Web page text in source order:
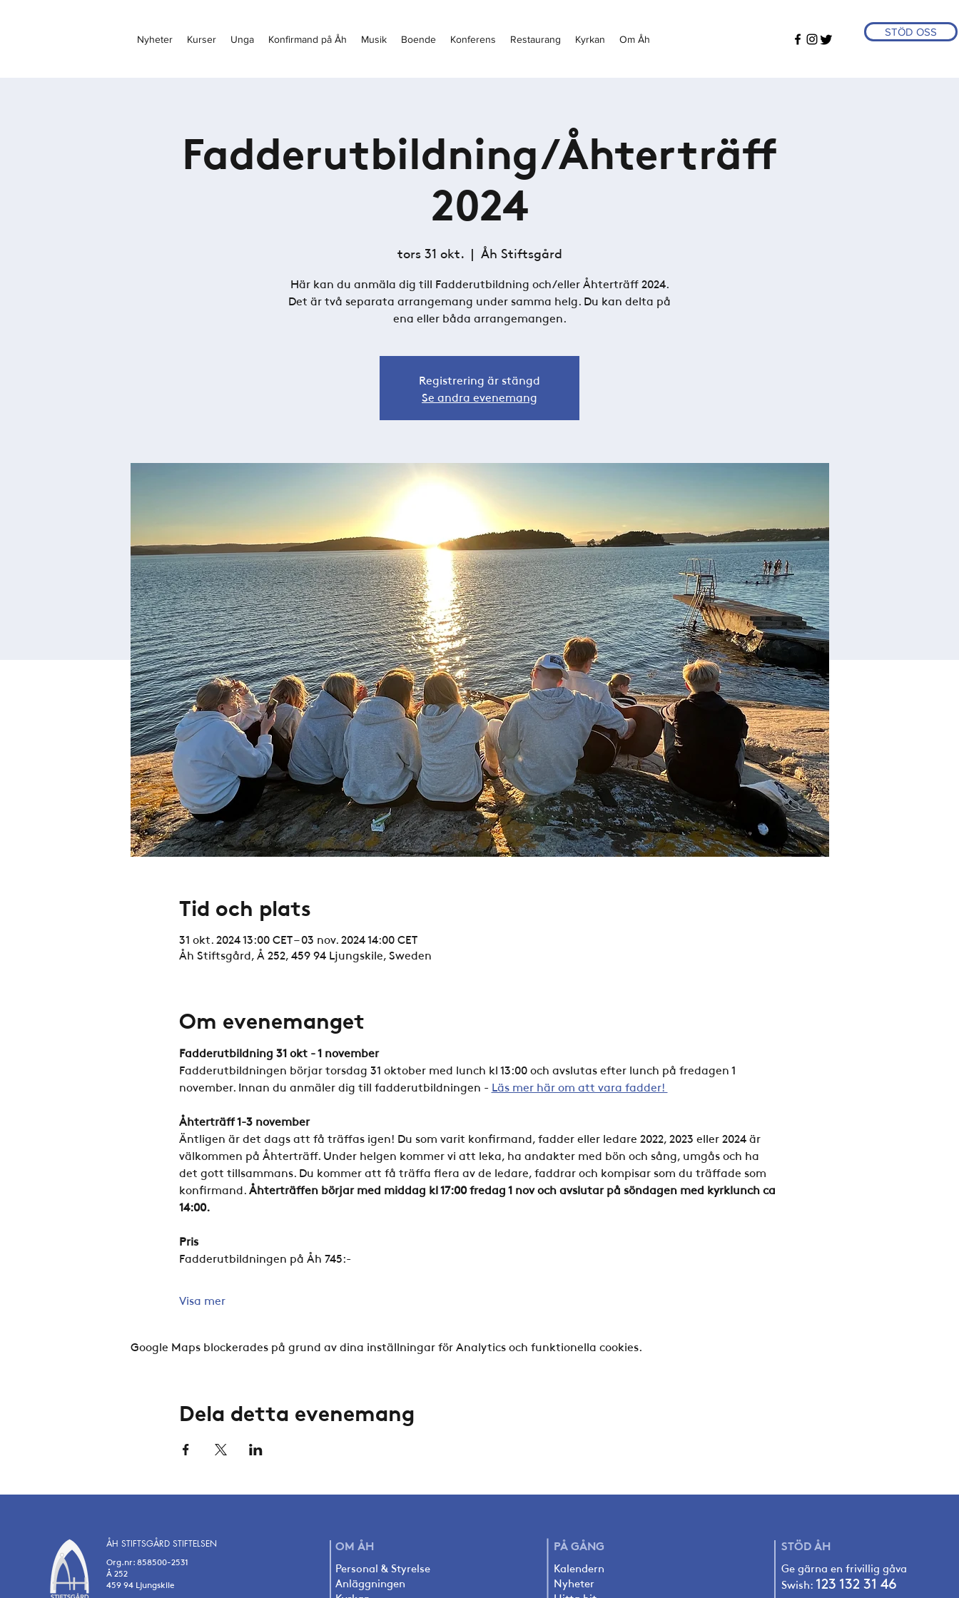
STÖD OSS
Nyheter Kurser Unga Konfirmand på Åh Musik Boende Konferens Restaurang Kyrkan Om Åh
Fadderutbildning/Åhterträff
2024
tors 31 okt.
  |
Åh Stiftsgård
Här kan du anmäla dig till Fadderutbildning och/eller Åhterträff 2024.
Det är två separata arrangemang under samma helg. Du kan delta på
ena eller båda arrangemangen.
Registrering är stängd
Se andra evenemang
Tid och plats
31 okt. 2024 13:00 CET – 03 nov. 2024 14:00 CET
Åh Stiftsgård, Å 252, 459 94 Ljungskile, Sweden
Om evenemanget
Fadderutbildning 31 okt - 1 november
Fadderutbildningen börjar torsdag 31 oktober med lunch kl 13:00 och avslutas efter lunch på fredagen 1
november. Innan du anmäler dig till fadderutbildningen - Läs mer här om att vara fadder!
Åhterträff 1-3 november
Äntligen är det dags att få träffas igen! Du som varit konfirmand, fadder eller ledare 2022, 2023 eller 2024 är
välkommen på Åhterträff. Under helgen kommer vi att leka, ha andakter med bön och sång, umgås och ha
det gott tillsammans. Du kommer att få träffa flera av de ledare, faddrar och kompisar som du träffade som
konfirmand. Åhterträffen börjar med middag kl 17:00 fredag 1 nov och avslutar på söndagen med kyrklunch ca
14:00.
Pris
Fadderutbildningen på Åh 745:-
Visa mer
Google Maps blockerades på grund av dina inställningar för Analytics och funktionella cookies.
Dela detta evenemang
ÅH STIFTSGÅRD STIFTELSEN
Org.nr: 858500-2531
Å 252
459 94 Ljungskile
OM ÅH
Personal & Styrelse
Anläggningen
PÅGÅNG
Kalendern
Nyheter
STÖDÅH
Ge gärna en frivillig gåva
Swish: 123 132 31 46